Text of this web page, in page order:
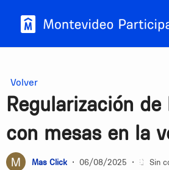
Volver
Regularización
con mesas en la
Mas Click • 06/08/2025 • Sin